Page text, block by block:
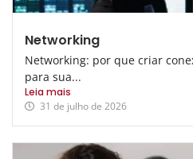
Networking
Networking: por que criar
para sua...
Leia mais
31 de julho de 2026